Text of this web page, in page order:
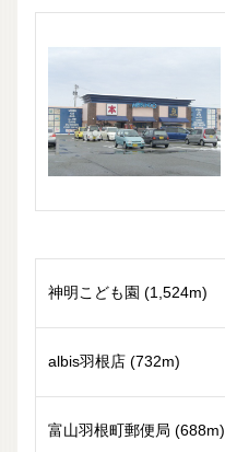
神明こども園 (1,524m)
albis羽根店 (732m)
富山羽根町郵便局 (688m)